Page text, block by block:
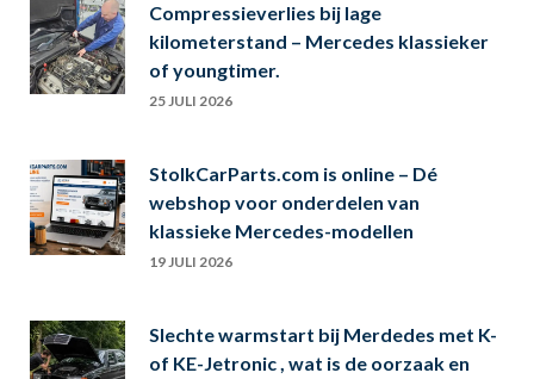
Compressieverlies bij lage
kilometerstand – Mercedes klassieker
of youngtimer.
25 JULI 2026
StolkCarParts.com is online – Dé
webshop voor onderdelen van
klassieke Mercedes-modellen
19 JULI 2026
Slechte warmstart bij Merdedes met K-
of KE-Jetronic , wat is de oorzaak en